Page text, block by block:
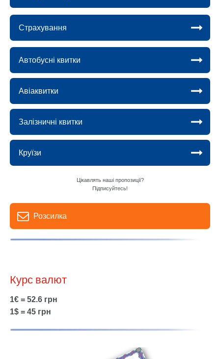
Страхування
Автобусні квитки
Авіаквитки
Залізничні квитки
Круїзи
Цікавлять наші пропозиції?
Підписуйтесь!
Розсилка
Курс валют
1€ = 52.6 грн
1$ = 45 грн